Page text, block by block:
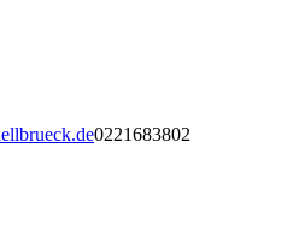
0221683802